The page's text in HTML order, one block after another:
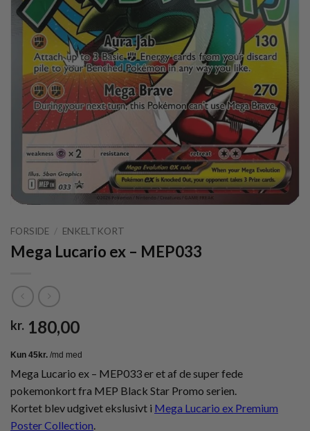
FORSIDE / ENKELTKORT
Mega Lucario ex – MEP033
kr. 180,00
Mega Lucario ex – MEP033 er et af de super fede
pokemonkort fra MEP Black Star Promo serien.
Kortet blev udgivet ekslusivt i Mega Lucario ex Premium
Poster Collection